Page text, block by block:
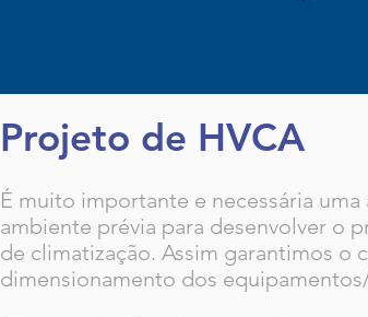
Projeto de HVCA
É muito importante e necessária uma
ambiente prévia para desenvolver o
de climatização. Assim garantimos o
dimensionamento dos